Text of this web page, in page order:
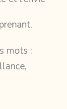
mots :